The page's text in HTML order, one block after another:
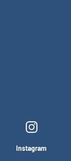
Instagram